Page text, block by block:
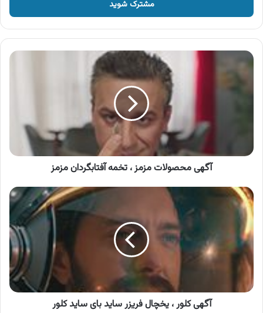
وارد
کنید
آگهی
محصولات
مزمز
،
آگهی محصولات مزمز ، تخمه آفتابگردان مزمز
آگهی
کلور
،
یخچال
فریزر
ساید
بای
ساید
کلور
آگهی کلور ، یخچال فریزر ساید بای ساید کلور